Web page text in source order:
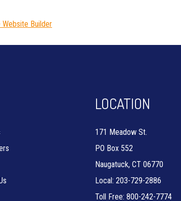
Website Builder
LOCATION
171 Meadow St.
PO Box 552
Naugatuck, CT 06770
Local: 203-729-2886
Toll Free: 800-242-7774